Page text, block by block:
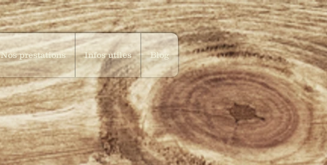
Nos prestations Infos utiles Blog